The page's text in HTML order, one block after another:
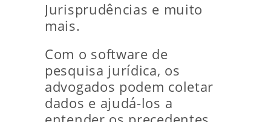
Jurisprudências e muito
mais.
Com o software de
pesquisa jurídica, os
advogados podem coletar
dados e ajudá-los a